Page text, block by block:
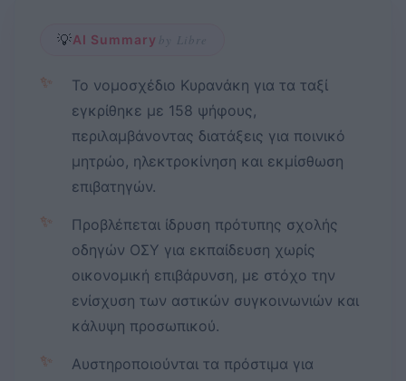
💡AI Summary by Libre
✨
Το νομοσχέδιο Κυρανάκη για τα ταξί
εγκρίθηκε με 158 ψήφους,
περιλαμβάνοντας διατάξεις για ποινικό
μητρώο, ηλεκτροκίνηση και εκμίσθωση
επιβατηγών.
✨
Προβλέπεται ίδρυση πρότυπης σχολής
οδηγών ΟΣΥ για εκπαίδευση χωρίς
οικονομική επιβάρυνση, με στόχο την
ενίσχυση των αστικών συγκοινωνιών και
κάλυψη προσωπικού.
✨
Αυστηροποιούνται τα πρόστιμα για